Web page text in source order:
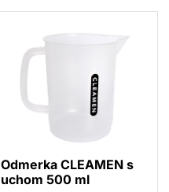
Odmerka CLEAMEN s
uchom 500 ml